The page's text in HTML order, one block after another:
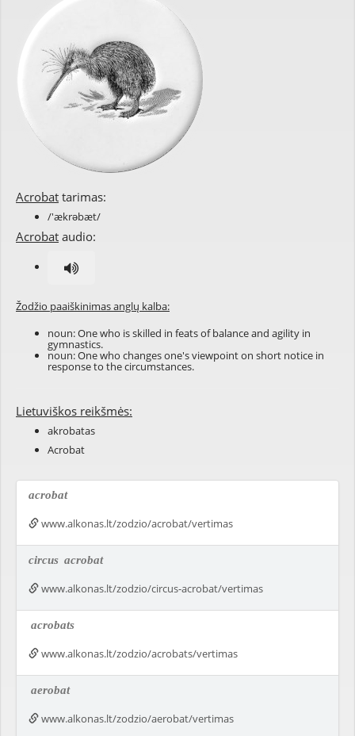
Acrobat tarimas:
/'ækrəbæt/
Acrobat audio:
Žodžio paaiškinimas anglų kalba:
noun: One who is skilled in feats of balance and agility in
gymnastics.
noun: One who changes one's viewpoint on short notice in
response to the circumstances.
Lietuviškos reikšmės:
akrobatas
Acrobat
acrobat
www.alkonas.lt/zodzio/acrobat/vertimas
circus acrobat
www.alkonas.lt/zodzio/circus-acrobat/vertimas
acrobats
www.alkonas.lt/zodzio/acrobats/vertimas
aerobat
www.alkonas.lt/zodzio/aerobat/vertimas